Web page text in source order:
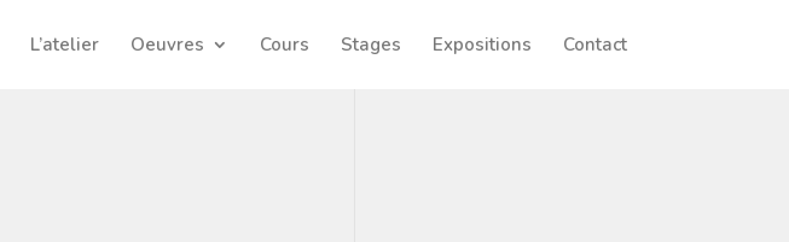
L’atelier Oeuvres Cours Stages Expositions Contact